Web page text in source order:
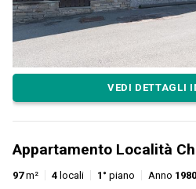
VEDI DETTAGLI
Appartamento Località
97m² 4 locali 1° piano Anno 1980